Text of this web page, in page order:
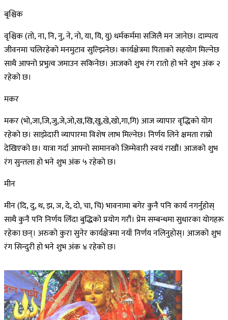
बृश्चिक
वृश्चिक (तो, ना, नि, नु, ने, नो, या, यि, यु) धर्मकर्ममा सजिलै मन जानेछ। दाम्पत्य
जीवनमा चलिरहेको मनमुटाव सुल्झिनेछ। कार्यक्षेत्रमा पिताको सहयोग मिल्नेछ
साथै आफ्नो प्रभुत्व जमाउन सकिनेछ। आजको शुभ रंग रातो हो भने शुभ अंक २
रहेको छ।
मकर
मकर (भो,जा,जि,जु,जे,जो,ख,खि,खु,खे,खो,गा,गि) आज व्यापार वृद्धिको योग
रहेको छ। साझेदारी व्यापारमा विशेष लाभ मिल्नेछ। निर्णय लिने क्षमता राम्रो
देखिएको छ। यात्रा गर्दा आफ्नो सामानको जिम्मेवारी स्वयं राखौं। आजको शुभ
रंग सुन्तला हो भने शुभ अंक ५ रहेको छ।
मीन
मीन (दि, दु, थ, झ, ञ, दे, दो, चा, चि) भावनामा बगेर कुनै पनि कार्य नगर्नुहोस्
साथै कुनै पनि निर्णय लिँदा बुद्धिको प्रयोग गरौं। प्रेम सम्बन्धमा सुधारका योगहरू
रहेका छन्। अरुको कुरा सुनेर कार्यक्षेत्रमा नयाँ निर्णय नलिनुहोस्। आजको शुभ
रंग सिन्दुरी हो भने शुभ अंक ४ रहेको छ।